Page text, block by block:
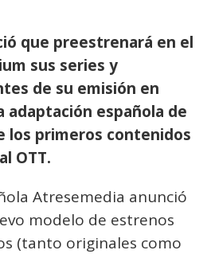
que preestrenará en el
sus series y
de su emisión en
adaptación española de
los primeros contenidos
OTT.
Atresemedia anunció
modelo de estrenos
(tanto originales como